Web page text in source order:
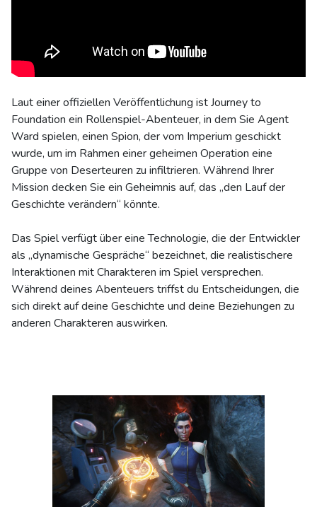
Laut einer offiziellen Veröffentlichung ist Journey to
Foundation ein Rollenspiel-Abenteuer, in dem Sie Agent
Ward spielen, einen Spion, der vom Imperium geschickt
wurde, um im Rahmen einer geheimen Operation eine
Gruppe von Deserteuren zu infiltrieren. Während Ihrer
Mission decken Sie ein Geheimnis auf, das „den Lauf der
Geschichte verändern“ könnte.
Das Spiel verfügt über eine Technologie, die der Entwickler
als „dynamische Gespräche“ bezeichnet, die realistischere
Interaktionen mit Charakteren im Spiel versprechen.
Während deines Abenteuers triffst du Entscheidungen, die
sich direkt auf deine Geschichte und deine Beziehungen zu
anderen Charakteren auswirken.